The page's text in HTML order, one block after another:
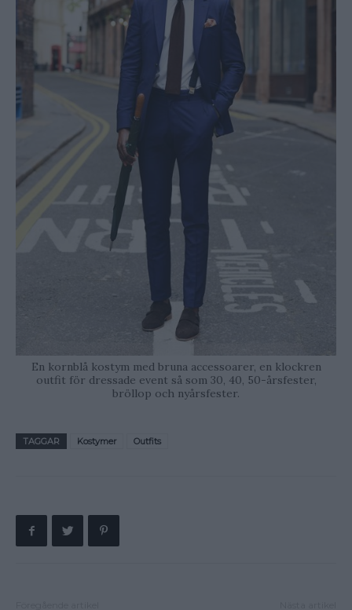
En kornblå kostym med bruna accessoarer, en klockren
outfit för dressade event så som 30, 40, 50-årsfester,
bröllop och nyårsfester.
TAGGAR Kostymer Outfits